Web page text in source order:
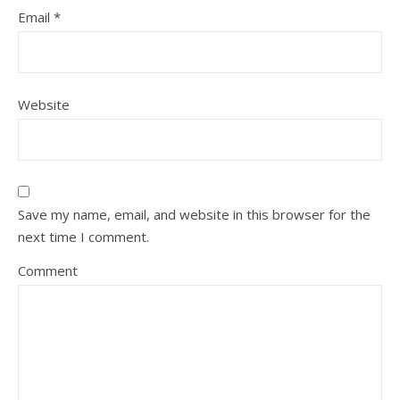
Email *
Website
Save my name, email, and website in this browser for the
next time I comment.
Comment